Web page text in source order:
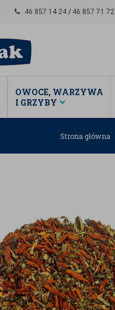
46 857 14 24 / 46 857 71 72
OWOCE, WARZYWA
I GRZYBY
Strona główna